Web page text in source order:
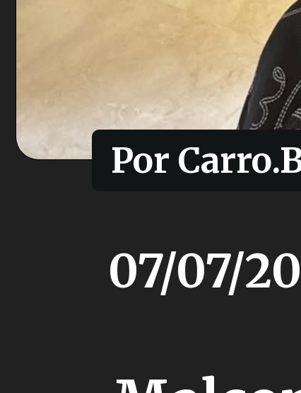
Por
Por
07/07/